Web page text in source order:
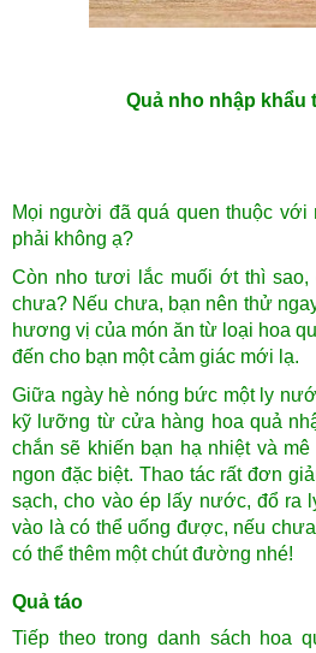
Quả nho nhập khẩu
Mọi người đã quá quen thuộc với
phải không ạ?
Còn nho tươi lắc muối ớt thì
chưa? Nếu chưa, bạn nên thử
hương vị của món ăn từ loại hoa
đến cho bạn một cảm giác mới lạ.
Giữa ngày hè nóng bức một ly
kỹ lưỡng từ cửa hàng hoa quả
chắn sẽ khiến bạn hạ nhiệt và
ngon đặc biệt. Thao tác rất đơn
sạch, cho vào ép lấy nước, đổ ra
vào là có thể uống được, nếu
có thể thêm một chút đường nhé!
Quả táo
Tiếp theo trong danh sách hoa